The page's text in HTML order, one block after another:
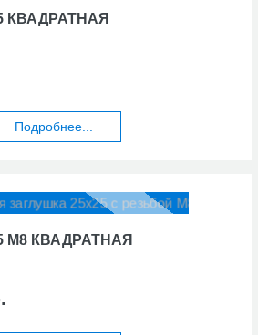
КВАДРАТНАЯ
Подробнее...
М8 КВАДРАТНАЯ